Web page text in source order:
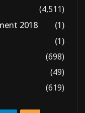
(4,511)
2018
(1)
(1)
(698)
(49)
(619)